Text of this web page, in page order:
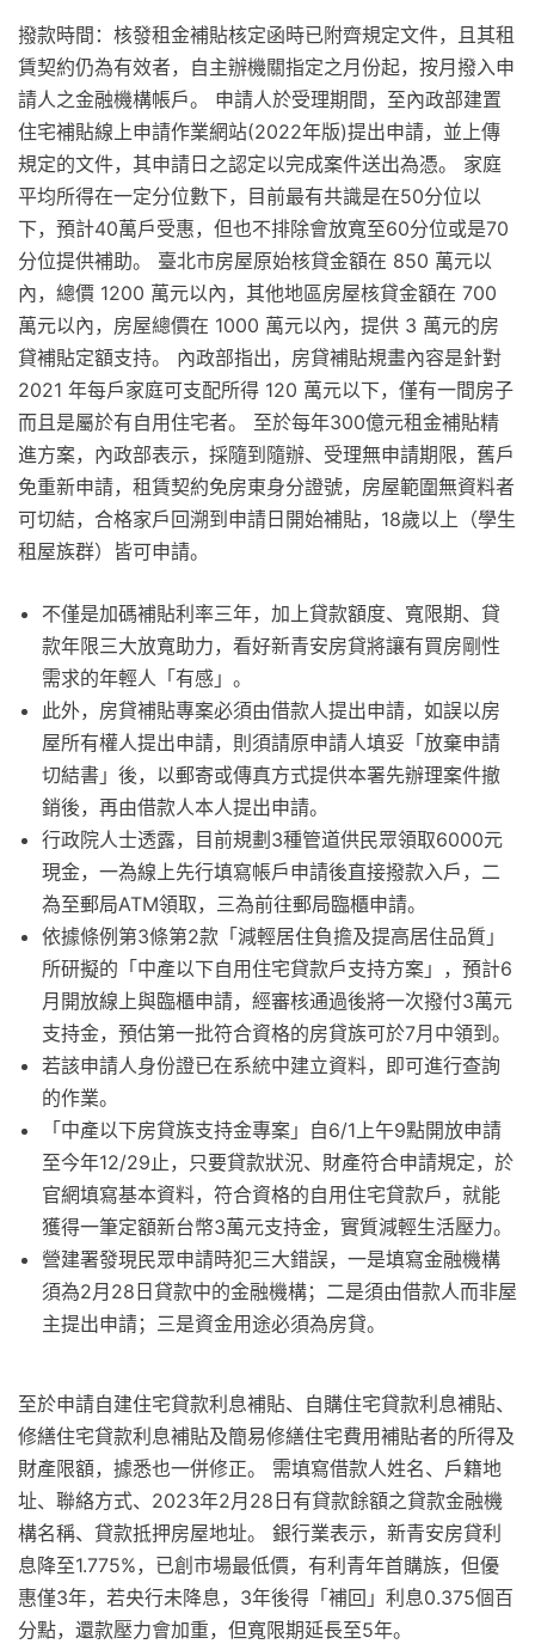
撥款時間：核發租金補貼核定函時已附齊規定文件，且其租
賃契約仍為有效者，自主辦機關指定之月份起，按月撥入申
請人之金融機構帳戶。 申請人於受理期間，至內政部建置
住宅補貼線上申請作業網站(2022年版)提出申請，並上傳
規定的文件，其申請日之認定以完成案件送出為憑。 家庭
平均所得在一定分位數下，目前最有共識是在50分位以
下，預計40萬戶受惠，但也不排除會放寬至60分位或是70
分位提供補助。 臺北市房屋原始核貸金額在 850 萬元以
內，總價 1200 萬元以內，其他地區房屋核貸金額在 700
萬元以內，房屋總價在 1000 萬元以內，提供 3 萬元的房
貸補貼定額支持。 內政部指出，房貸補貼規畫內容是針對
2021 年每戶家庭可支配所得 120 萬元以下，僅有一間房子
而且是屬於有自用住宅者。 至於每年300億元租金補貼精
進方案，內政部表示，採隨到隨辦、受理無申請期限，舊戶
免重新申請，租賃契約免房東身分證號，房屋範圍無資料者
可切結，合格家戶回溯到申請日開始補貼，18歲以上（學生
租屋族群）皆可申請。
不僅是加碼補貼利率三年，加上貸款額度、寬限期、貸
款年限三大放寬助力，看好新青安房貸將讓有買房剛性
需求的年輕人「有感」。
此外，房貸補貼專案必須由借款人提出申請，如誤以房
屋所有權人提出申請，則須請原申請人填妥「放棄申請
切結書」後，以郵寄或傳真方式提供本署先辦理案件撤
銷後，再由借款人本人提出申請。
行政院人士透露，目前規劃3種管道供民眾領取6000元
現金，一為線上先行填寫帳戶申請後直接撥款入戶，二
為至郵局ATM領取，三為前往郵局臨櫃申請。
依據條例第3條第2款「減輕居住負擔及提高居住品質」
所研擬的「中產以下自用住宅貸款戶支持方案」，預計6
月開放線上與臨櫃申請，經審核通過後將一次撥付3萬元
支持金，預估第一批符合資格的房貸族可於7月中領到。
若該申請人身份證已在系統中建立資料，即可進行查詢
的作業。
「中產以下房貸族支持金專案」自6/1上午9點開放申請
至今年12/29止，只要貸款狀況、財產符合申請規定，於
官網填寫基本資料，符合資格的自用住宅貸款戶，就能
獲得一筆定額新台幣3萬元支持金，實質減輕生活壓力。
營建署發現民眾申請時犯三大錯誤，一是填寫金融機構
須為2月28日貸款中的金融機構；二是須由借款人而非屋
主提出申請；三是資金用途必須為房貸。
至於申請自建住宅貸款利息補貼、自購住宅貸款利息補貼、
修繕住宅貸款利息補貼及簡易修繕住宅費用補貼者的所得及
財產限額，據悉也一併修正。 需填寫借款人姓名、戶籍地
址、聯絡方式、2023年2月28日有貸款餘額之貸款金融機
構名稱、貸款抵押房屋地址。 銀行業表示，新青安房貸利
息降至1.775%，已創市場最低價，有利青年首購族，但優
惠僅3年，若央行未降息，3年後得「補回」利息0.375個百
分點，還款壓力會加重，但寬限期延長至5年。